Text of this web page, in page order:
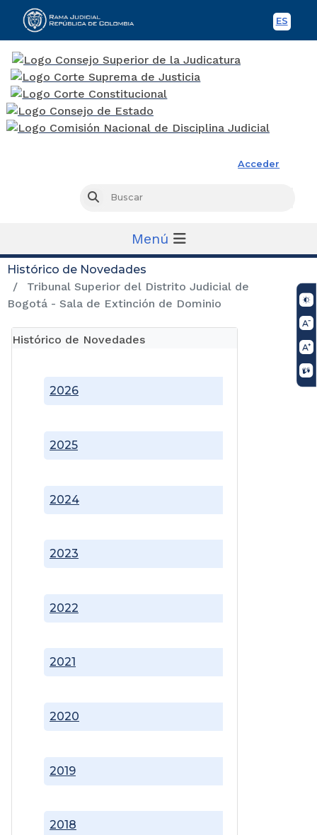
ES
Acceder
Buscar
Menú
Histórico de Novedades
Tribunal Superior del Distrito Judicial de
Bogotá - Sala de Extinción de Dominio
Histórico de Novedades
2018
2019
2020
2021
2022
2023
2024
2025
2026